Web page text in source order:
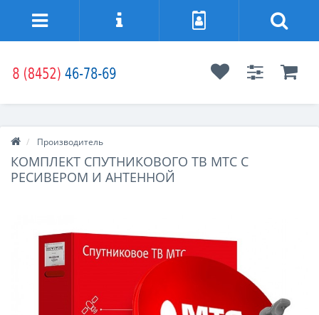
Производитель
КОМПЛЕКТ СПУТНИКОВОГО ТВ МТС С
РЕСИВЕРОМ И АНТЕННОЙ